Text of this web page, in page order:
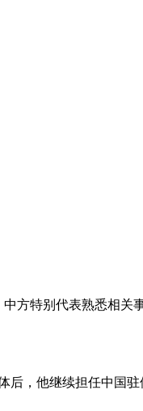
方特别代表熟悉相关
，他继续担任中国驻